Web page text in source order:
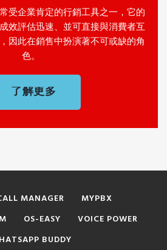
受企業肯定的行銷工具之一，它的
效評估迅速、並可直接與消費者互
因此在銷售中扮演著不可或缺的角
色。
了解更多
MANAGER
MYPBX
OS-EASY
VOICE POWER
BUDDY